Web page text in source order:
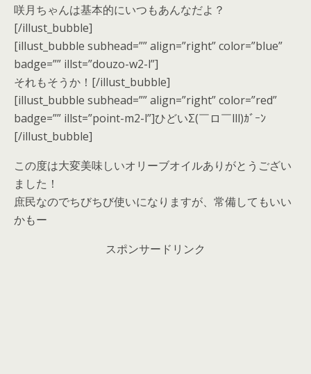
咲月ちゃんは基本的にいつもあんなだよ？
[/illust_bubble]
[illust_bubble subhead=”” align=”right” color=”blue”
badge=”” illst=”douzo-w2-l”]
それもそうか！[/illust_bubble]
[illust_bubble subhead=”” align=”right” color=”red”
badge=”” illst=”point-m2-l”]ひどいΣ(￣ロ￣lll)ｶﾞｰﾝ
[/illust_bubble]
この度は大変美味しいオリーブオイルありがとうござい
ました！
庶民なのでちびちび使いになりますが、常備してもいい
かもー
スポンサードリンク